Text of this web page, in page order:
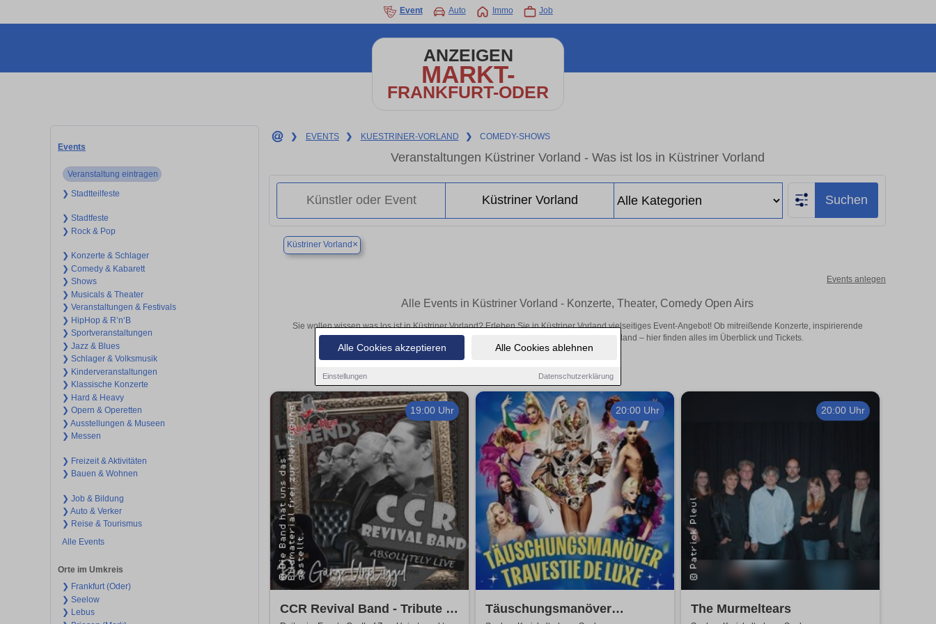
Alle Cookies akzeptieren Alle Cookies ablehnen
Einstellungen Datenschutzerklärung
Event Auto Immo Job
ANZEIGEN
MARKT-
FRANKFURT-ODER
Events
Veranstaltung eintragen
❯ Stadtteilfeste
❯ Stadtfeste
❯ Rock & Pop
❯ Konzerte & Schlager
❯ Comedy & Kabarett
❯ Shows
❯ Musicals & Theater
❯ Veranstaltungen & Festivals
❯ HipHop & R’n‘B
❯ Sportveranstaltungen
❯ Jazz & Blues
❯ Schlager & Volksmusik
❯ Kinderveranstaltungen
❯ Klassische Konzerte
❯ Hard & Heavy
❯ Opern & Operetten
❯ Ausstellungen & Museen
❯ Messen
❯ Freizeit & Aktivitäten
❯ Bauen & Wohnen
❯ Job & Bildung
❯ Auto & Verker
❯ Reise & Tourismus
Alle Events
Orte im Umkreis
❯ Frankfurt (Oder)
❯ Seelow
❯ Lebus
❯ EVENTS ❯ KUESTRINER-VORLAND ❯ COMEDY-SHOWS
Veranstaltungen Küstriner Vorland - Was ist los in Küstriner Vorland
Suchen
Küstriner Vorland ×
Events anlegen
Alle Events in Küstriner Vorland - Konzerte, Theater, Comedy Open Airs
Sie wollen wissen was los ist in Küstriner Vorland? Erleben Sie in Küstriner Vorland vielseitiges Event-Angebot! Ob mitreißende Konzerte, inspirierende
Theateraufführungen oder aufregende Veranstaltungen in Küstriner Vorland – hier finden alles im Überblick und Tickets.
19:00 Uhr
CCR Revival Band - Tribute to
20:00 Uhr
Täuschungsmanöver
20:00 Uhr
The Murmeltears